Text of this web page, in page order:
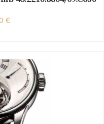
€